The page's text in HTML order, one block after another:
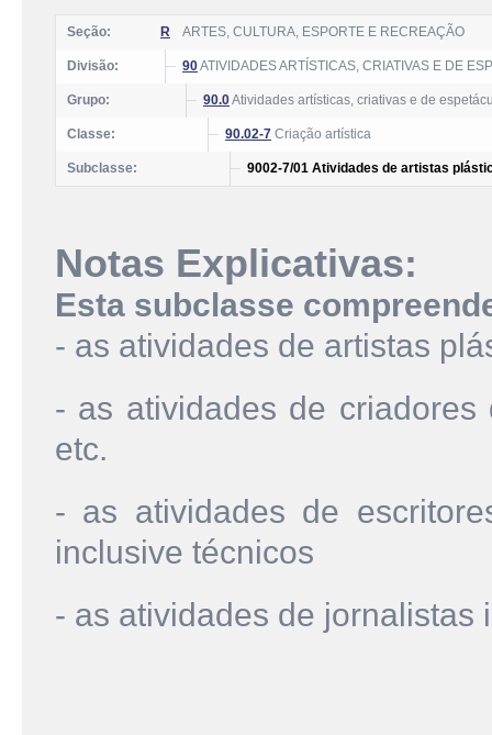
Seção: R ARTES, CULTURA, ESPORTE E RECREAÇÃO
Divisão: 90ATIVIDADES ARTÍSTICAS, CRIATIVAS E DE
Grupo: 90.0Atividades artísticas, criativas e de
Classe: 90.02-7 Criação artística
Subclasse: 9002-7/01 Atividades de artistas
Notas Explicativas:
Esta subclasse
- as atividades de artistas
- as atividades de criadores
etc.
- as atividades de
inclusive técnicos
- as atividades de jornalistas